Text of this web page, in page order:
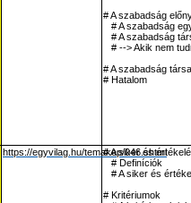
# A szabadság
# A szabadság
# A szabadság
# --> Akik nem
# A szabadság
# Hatalom
https://egyvilag.hu/temakep/046.shtml
# A siker és
# Definíciók
# A siker és
# Kritériumok